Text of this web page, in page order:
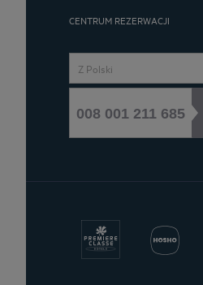
CENTRUM REZERWACJI
Z Polski
008 001 211 685